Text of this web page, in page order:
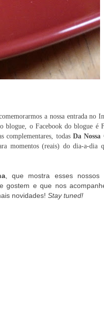
a nossa entrada no
blogue, o Facebook do blogue é
complementares, todas Da Nossa
momentos (reais) do dia-a-dia
, que mostra esses nossos
e que nos
novidades! Stay tuned!